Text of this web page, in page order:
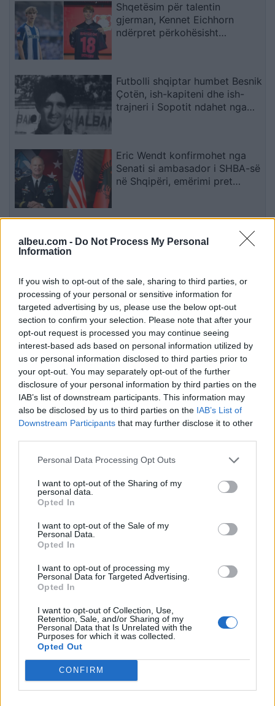
albeu.com - Do Not Process My Personal
Information
If you wish to opt-out of the sale, sharing to third parties, or
processing of your personal or sensitive information for
targeted advertising by us, please use the below opt-out
section to confirm your selection. Please note that after your
opt-out request is processed you may continue seeing
interest-based ads based on personal information utilized by
us or personal information disclosed to third parties prior to
your opt-out. You may separately opt-out of the further
disclosure of your personal information by third parties on the
IAB’s list of downstream participants. This information may
also be disclosed by us to third parties on the IAB’s List of
Downstream Participants that may further disclose it to other
Personal Data Processing Opt Outs
I want to opt-out of the Sharing of my
personal data.
Opted In
I want to opt-out of the Sale of my
Personal Data.
Opted In
I want to opt-out of processing my
Personal Data for Targeted Advertising.
Opted In
I want to opt-out of Collection, Use,
Retention, Sale, and/or Sharing of my
Personal Data that Is Unrelated with the
Purposes for which it was collected.
Opted Out
CONFIRM
Shqetësim për talentin
gjerman, Kennet Eichhorn
ndërpret përkohësisht
Futbolli shqiptar humbet Besnik
Çotën, ish-kapiteni dhe ish-
trajneri i Sopotit ndahet nga
Eric Wendt konfirmohet nga
Senati si ambasador i SHBA-së
në Shqipëri, emërimi pret
transferohet te RB Leipzig për
Futbolli librazhdas në zi,
ndahet nga jeta Besnik Çota,
ish-kapiten dhe ish-trajner i
Sopotit
Aksident fatal në Durrës,
makina përplas për vdekje
këmbësorin; drejtuesi
shoqërohet në polici
Enea Mihajt në MLS, mbrojtësi
ndëshkohet me të kuq dhe
gjobë